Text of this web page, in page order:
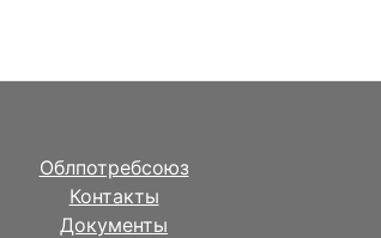
Облпотребсоюз
Контакты
Документы